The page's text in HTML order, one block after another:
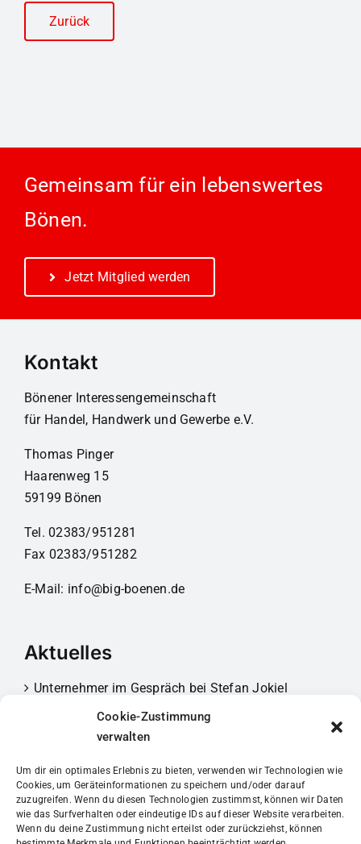
Cookie-Zustimmung
verwalten
Um dir ein optimales Erlebnis zu bieten, verwenden wir Technologien wie
Cookies, um Geräteinformationen zu speichern und/oder darauf
zuzugreifen. Wenn du diesen Technologien zustimmst, können wir Daten
wie das Surfverhalten oder eindeutige IDs auf dieser Website verarbeiten.
Wenn du deine Zustimmung nicht erteilst oder zurückziehst, können
Zurück
Gemeinsam für ein lebenswertes
Bönen.
Jetzt Mitglied werden
Kontakt
Bönener Interessengemeinschaft
für Handel, Handwerk und Gewerbe e.V.
Thomas Pinger
Haarenweg 15
59199 Bönen
Tel. 02383/951281
Fax 02383/951282
E-Mail: info@big-boenen.de
Aktuelles
Unternehmer im Gespräch bei Stefan Jokiel
Mitgliederversammlung 2026
30. März 2026
Unternehmer im Gespräch bei Förster
20. Februar 2026